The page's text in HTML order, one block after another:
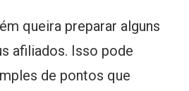
queira preparar alguns
afiliados. Isso pode
de pontos que